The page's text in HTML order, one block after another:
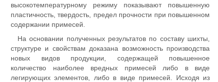
высокотемпературному режиму показывают повышенную
пластичность, твердость, предел прочности при повышенном
содержании примесей.
На основании полученных результатов по составу шихты,
структуре и свойствам доказана возможность производства
новых видов продукции, содержащей повышенное
количество наиболее вредных примесей либо в виде
легирующих элементов, либо в виде примесей. Исходя из